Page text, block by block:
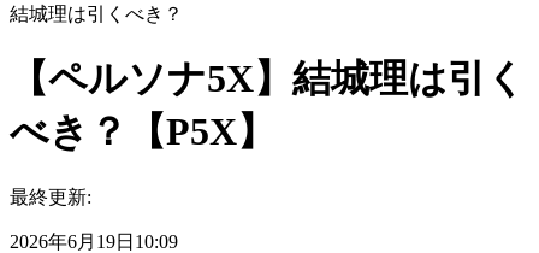
結城理は引くべき？
【ペルソナ5X】結城理は引く
べき？【P5X】
最終更新:
2026年6月19日10:09